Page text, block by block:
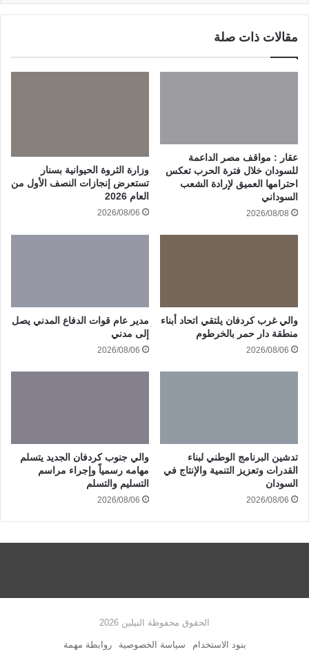
مقالات ذات صلة
عقار : مواقف مصر الداعمة
للسودان خلال فترة الحرب تعكس
احترامها العميق لإرادة الشعب
السوداني
2026/08/08
وزارة الثروة الحيوانية بسنار
تستعرض إنجازات النصف الأول من
العام 2026
2026/08/06
والي غرب كردفان يلتقي اتحاد أبناء
منطقة دار حمر بالخرطوم
2026/08/06
مدير عام قوات الدفاع المدني يصل
إلى مدني
2026/08/06
تدشين البرنامج الوطني لبناء
القدرات وتعزيز التنمية والإنتاج في
السودان
2026/08/06
والي جنوب كردفان الجديد يتسلم
مهامه رسمياً وإجراء مراسم
التسليم والتسلم
2026/08/06
الحقوق محفوظة النيلين 2026
بنود الاستخدام سياسة الخصوصية روابطة مهمة